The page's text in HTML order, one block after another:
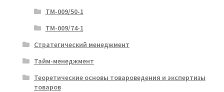
ТМ-009/50-1
ТМ-009/74-1
Стратегический менеджмент
Тайм-менеджмент
Теоретические основы товароведения и экспертизы
товаров